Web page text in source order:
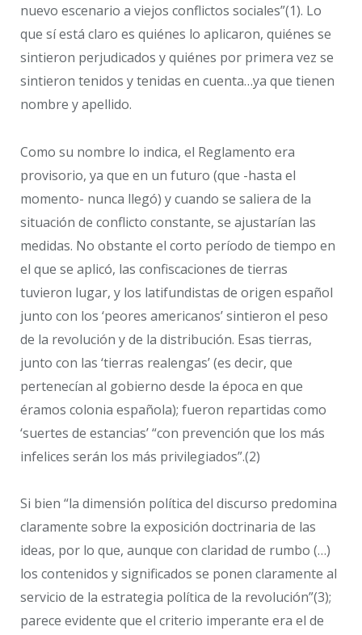
nuevo escenario a viejos conflictos sociales”(1). Lo
que sí está claro es quiénes lo aplicaron, quiénes se
sintieron perjudicados y quiénes por primera vez se
sintieron tenidos y tenidas en cuenta…ya que tienen
nombre y apellido.
Como su nombre lo indica, el Reglamento era
provisorio, ya que en un futuro (que -hasta el
momento- nunca llegó) y cuando se saliera de la
situación de conflicto constante, se ajustarían las
medidas. No obstante el corto período de tiempo en
el que se aplicó, las confiscaciones de tierras
tuvieron lugar, y los latifundistas de origen español
junto con los ‘peores americanos’ sintieron el peso
de la revolución y de la distribución. Esas tierras,
junto con las ‘tierras realengas’ (es decir, que
pertenecían al gobierno desde la época en que
éramos colonia española); fueron repartidas como
‘suertes de estancias’ “con prevención que los más
infelices serán los más privilegiados”.(2)
Si bien “la dimensión política del discurso predomina
claramente sobre la exposición doctrinaria de las
ideas, por lo que, aunque con claridad de rumbo (…)
los contenidos y significados se ponen claramente al
servicio de la estrategia política de la revolución”(3);
parece evidente que el criterio imperante era el de